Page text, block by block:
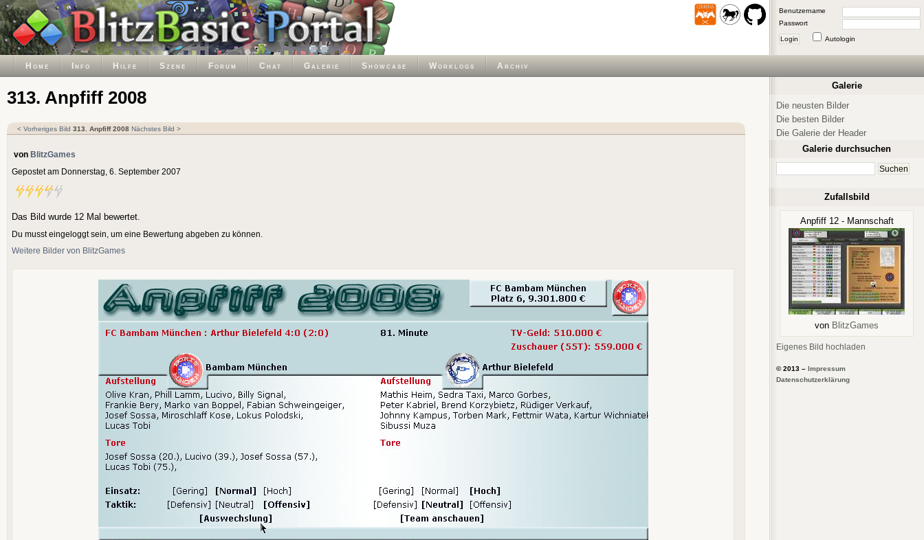
Benutzername
Passwort
Login Autologin
Home Info Hilfe Szene Forum Chat Galerie Showcase Worklogs Archiv
313. Anpfiff 2008
< Vorheriges Bild 313. Anpfiff 2008 Nächstes Bild >
von BlitzGames
Gepostet am Donnerstag, 6. September 2007
Das Bild wurde 12 Mal bewertet.
Du musst eingeloggt sein, um eine Bewertung abgeben zu können.
Weitere Bilder von BlitzGames
Galerie
Die neusten Bilder
Die besten Bilder
Die Galerie der Header
Galerie durchsuchen
Zufallsbild
Anpfiff 12 - Mannschaft
von BlitzGames
Eigenes Bild hochladen
© 2013 – Impressum
Datenschutzerklärung